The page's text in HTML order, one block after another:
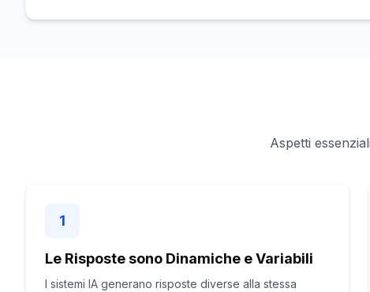
Aspetti
1
Le Risposte sono Dinamiche e Variabili
I sistemi IA generano risposte diverse alla stessa